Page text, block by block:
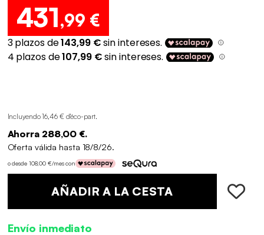
431,99 €
Incluyendo 16,46 € d'éco-part.
Ahorra 288,00 €.
Oferta válida hasta 18/8/26.
o desde 108,00 €/mes con
AÑADIR A LA CESTA
Envío inmediato